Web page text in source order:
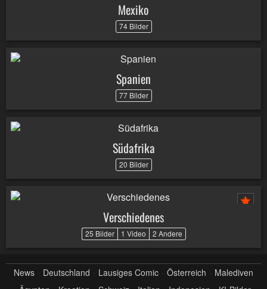
Mexiko
74 Bilder
Spanien
77 Bilder
Südafrika
20 Bilder
Verschiedenes
25 Bilder 1 Video 2 Andere
News Deutschland Lausiges Comic Österreich
Malediven